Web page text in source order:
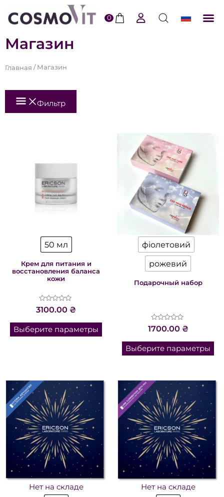
0
Магазин
Главная / Магазин
Фильтр
50 мл
Крем для питания и
восстановления баланса
кожи
Оценка
0
3100.00 ₴
Выберите параметры
фіолетовий
рожевий
Подарочный набор
Оценка
0
1700.00 ₴
Выберите параметры
Нет на складе Нет на складе